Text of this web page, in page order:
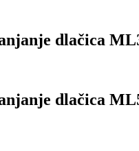
dlačica
dlačica